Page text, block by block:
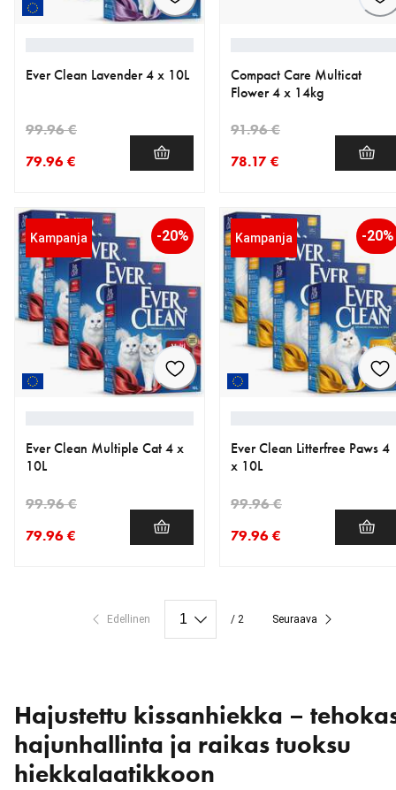
Ever Clean Lavender 4 x 10L
79.96 €
99.96 €
Compact Care Multicat
Flower 4 x 14kg
78.17 €
91.96 €
Kampanja -20%
Ever Clean Multiple Cat 4 x
10L
79.96 €
99.96 €
Kampanja -20%
Ever Clean Litterfree Paws 4
x 10L
79.96 €
99.96 €
Edellinen / 2 Seuraava
Hajustettu kissanhiekka –
hajunhallinta ja raikas tuoksu
hiekkalaatikkoon